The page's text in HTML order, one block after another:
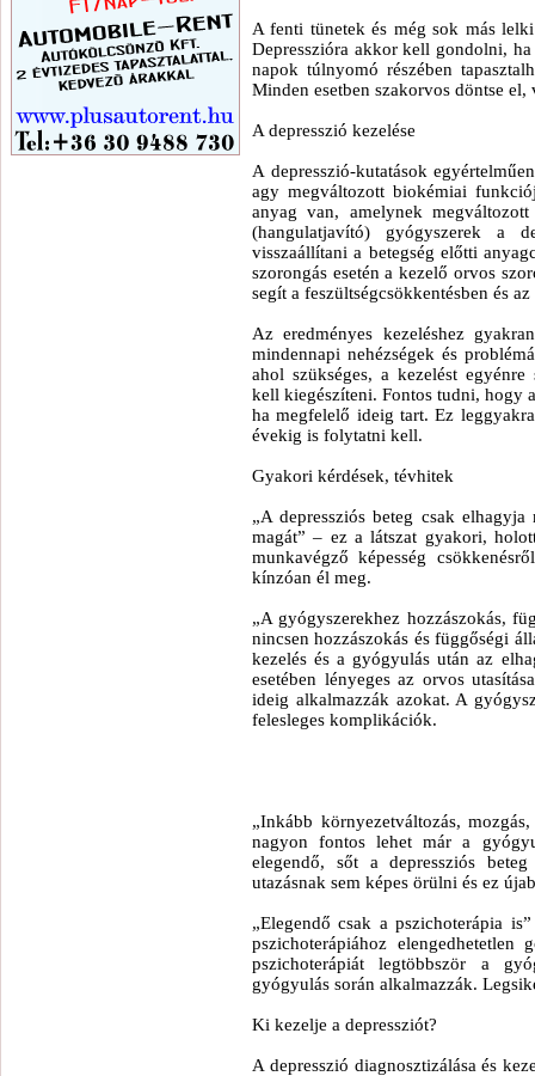
A fenti tünetek és még sok más
Depresszióra akkor kell gondolni,
napok túlnyomó részében
Minden esetben szakorvos döntse
A depresszió kezelése
A depresszió-kutatások
agy megváltozott biokémiai
anyag van, amelynek
(hangulatjavító) gyógyszerek a
visszaállítani a betegség előtti
szorongás esetén a kezelő orvos
segít a feszültségcsökkentésben és
Az eredményes kezeléshez
mindennapi nehézségek és
ahol szükséges, a kezelést
kell kiegészíteni. Fontos tudni, hogy
ha megfelelő ideig tart. Ez
évekig is folytatni kell.
Gyakori kérdések, tévhitek
„A depressziós beteg csak
magát” – ez a látszat gyakori,
munkavégző képesség
kínzóan él meg.
„A gyógyszerekhez hozzászokás,
nincsen hozzászokás és függőségi
kezelés és a gyógyulás után az
esetében lényeges az orvos
ideig alkalmazzák azokat. A
felesleges komplikációk.
„Inkább környezetváltozás,
nagyon fontos lehet már a
elegendő, sőt a depressziós
utazásnak sem képes örülni és ez
„Elegendő csak a pszichoterápia
pszichoterápiához
pszichoterápiát legtöbbször a
gyógyulás során alkalmazzák.
Ki kezelje a depressziót?
A depresszió diagnosztizálása és